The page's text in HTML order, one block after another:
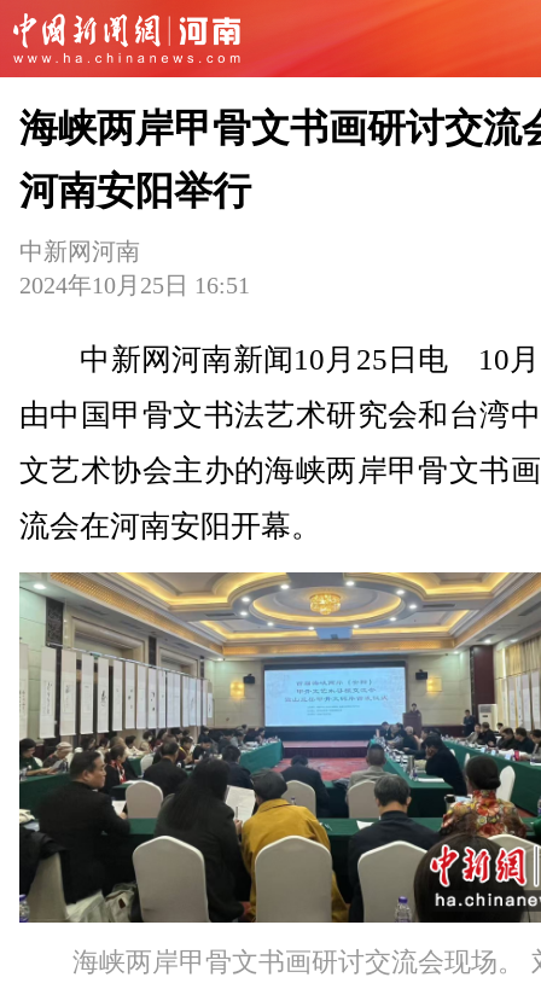
海峡两岸甲骨文书画研讨交流
河南安阳举行
中新网河南
2024年10月25日 16:51
中新网河南新闻10月25日电 10月
由中国甲骨文书法艺术研究会和台湾
文艺术协会主办的海峡两岸甲骨文书
流会在河南安阳开幕。
海峡两岸甲骨文书画研讨交流会现场。